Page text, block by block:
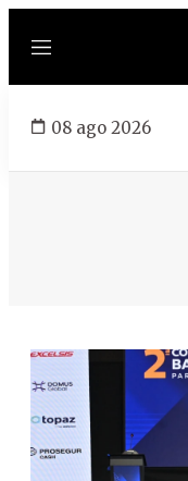
Menú
08 ago 2026